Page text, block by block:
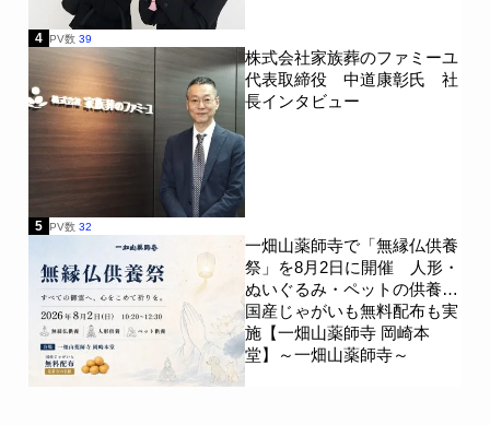
4 PV数 39
株式会社家族葬のファミーユ
代表取締役 中道康彰氏 社
長インタビュー
5 PV数 32
一畑山薬師寺で「無縁仏供養
祭」を8月2日に開催 人形・
ぬいぐるみ・ペットの供養、
国産じゃがいも無料配布も実
施【一畑山薬師寺 岡崎本
堂】～一畑山薬師寺～